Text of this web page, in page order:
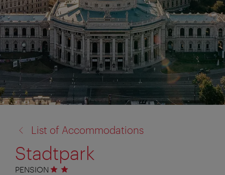
к:
List of Accommodations
Stadtpark
PENSION 2 звезды